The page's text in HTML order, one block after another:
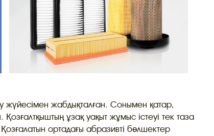
жүйесімен жабдықталған. Сонымен қатар,
ұзақ уақыт жұмыс істеуі тек таза
ортадағы абразивті бөлшектер